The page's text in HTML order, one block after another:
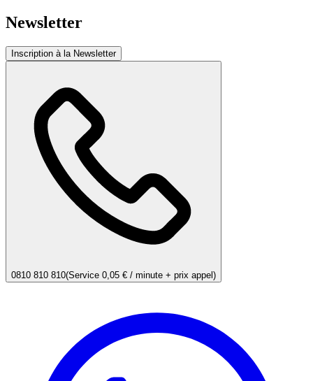
Newsletter
Inscription à la Newsletter
0810 810 810(Service 0,05 € / minute + prix appel)